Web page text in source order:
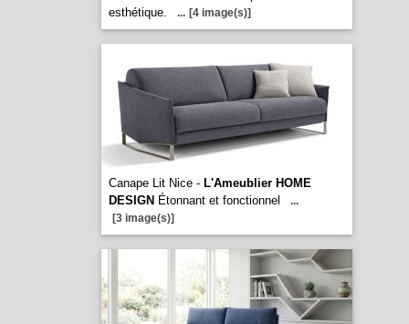
esthétique.
... [4 image(s)]
Canape Lit Nice - L'Ameublier HOME
DESIGN Étonnant et fonctionnel
...
[3 image(s)]